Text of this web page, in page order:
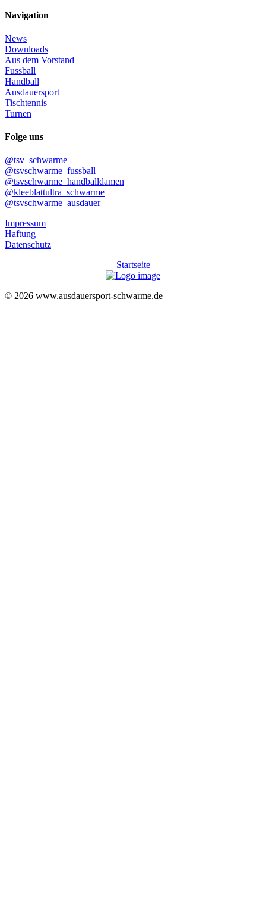
Navigation
News
Downloads
Aus dem Vorstand
Fussball
Handball
Ausdauersport
Tischtennis
Turnen
Folge uns
@tsv_schwarme
@tsvschwarme_fussball
@tsvschwarme_handballdamen
@kleeblattultra_schwarme
@tsvschwarme_ausdauer
Impressum
Haftung
Datenschutz
Startseite
© 2026 www.ausdauersport-schwarme.de